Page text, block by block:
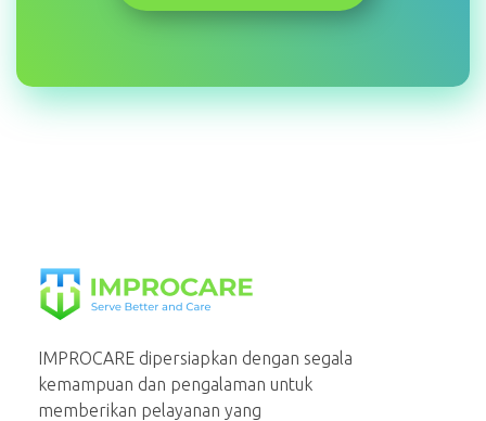
IMPROCARE dipersiapkan dengan segala
kemampuan dan pengalaman untuk
memberikan pelayanan yang